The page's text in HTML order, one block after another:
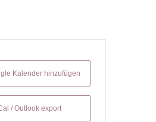
Kalender hinzufügen
/ Outlook export